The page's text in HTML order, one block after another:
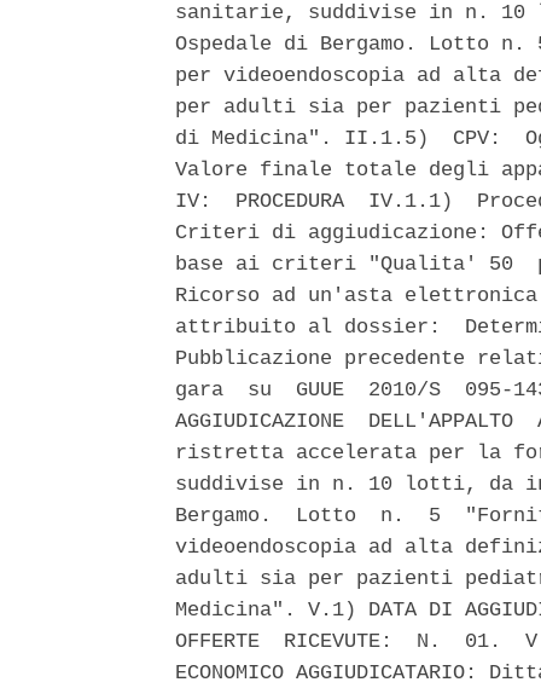
sanitarie, suddivise in n.
Ospedale di Bergamo. Lotto
per videoendoscopia ad alta
per adulti sia per pazienti
di Medicina". II.1.5)  CPV:
Valore finale totale degli
IV:  PROCEDURA  IV.1.1)
Criteri di aggiudicazione:
base ai criteri "Qualita' 50
Ricorso ad un'asta
attribuito al dossier:
Pubblicazione precedente
gara  su  GUUE  2010/S  095-
AGGIUDICAZIONE
ristretta accelerata per la
suddivise in n. 10 lotti, da
Bergamo.  Lotto  n.  5
videoendoscopia ad alta
adulti sia per pazienti
Medicina". V.1) DATA DI
OFFERTE  RICEVUTE:  N.  01.
ECONOMICO